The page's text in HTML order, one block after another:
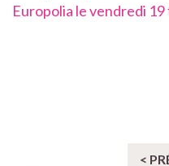
Europolia le vendredi
<